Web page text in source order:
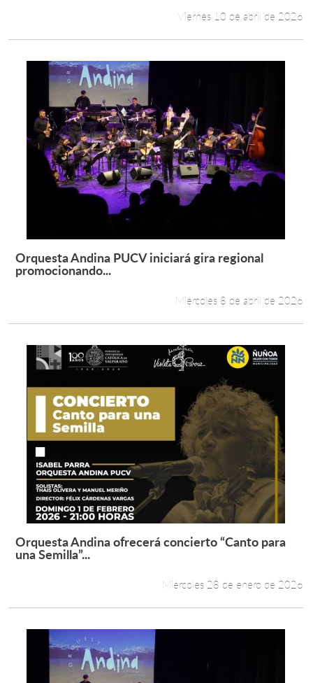
Viernes 10 de abril de 2026
Leer más +
Orquesta Andina PUCV iniciará gira regional
promocionando...
Miércoles 8 de abril de 2026
Leer más +
Orquesta Andina ofrecerá concierto “Canto para
una Semilla”...
Miércoles 28 de enero de 2026